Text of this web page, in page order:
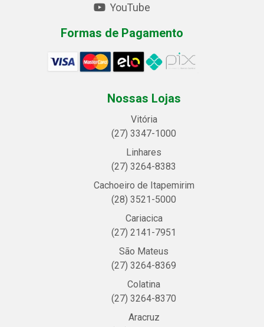
YouTube
Formas de Pagamento
Nossas Lojas
Vitória
(27) 3347-1000
Linhares
(27) 3264-8383
Cachoeiro de Itapemirim
(28) 3521-5000
Cariacica
(27) 2141-7951
São Mateus
(27) 3264-8369
Colatina
(27) 3264-8370
Aracruz